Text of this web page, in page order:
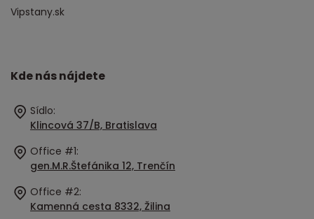
Vipstany.sk
Kde nás nájdete
Sídlo:
Klincová 37/B, Bratislava
Office #1:
gen.M.R.Štefánika 12, Trenčín
Office #2:
Kamenná cesta 8332, Žilina